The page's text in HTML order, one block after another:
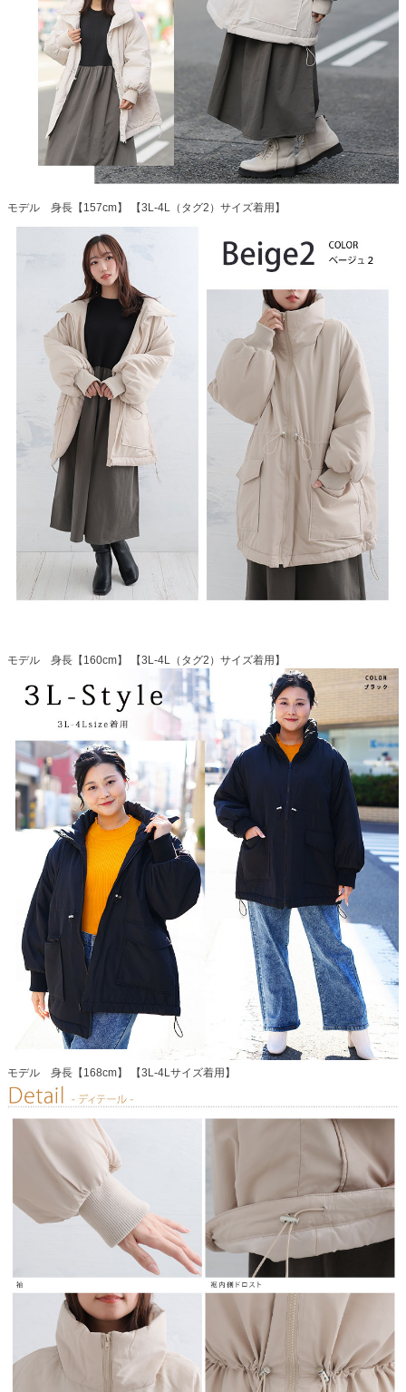
モデル 身長【157cm】 【3L-4L（タグ2）サイズ着用】
モデル 身長【160cm】 【3L-4L（タグ2）サイズ着用】
モデル 身長【168cm】 【3L-4Lサイズ着用】